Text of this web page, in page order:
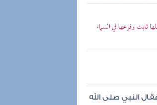
وفرعها في السماء
النبي صلى الله